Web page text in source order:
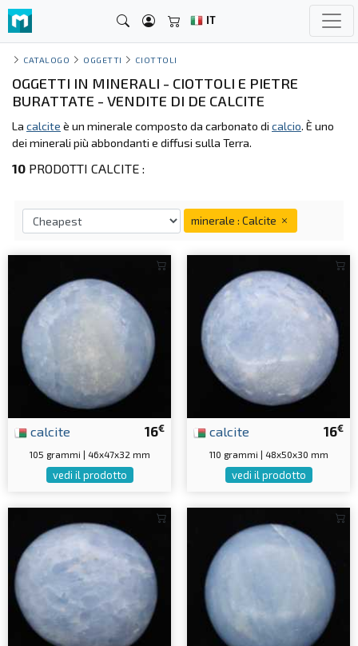
IT
CATALOGO OGGETTI CIOTTOLI
OGGETTI IN MINERALI - CIOTTOLI E PIETRE
BURATTATE - VENDITE DI DE CALCITE
La calcite è un minerale composto da carbonato di calcio. È uno
dei minerali più abbondanti e diffusi sulla Terra.
10 PRODOTTI CALCITE :
minerale : Calcite
16€
calcite
105 grammi | 46x47x32 mm
vedi il prodotto
16€
calcite
110 grammi | 48x50x30 mm
vedi il prodotto